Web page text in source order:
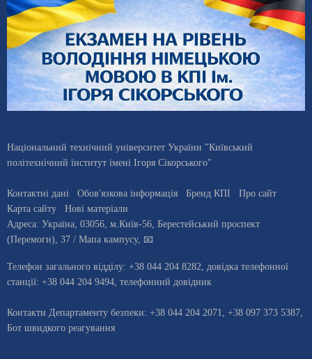
Національний технічний університет України "Київський
політехнічний інститут імені Ігоря Сікорського"
Контактні дані Обов'язкова інформація Бренд КПІ
Про сайт
Карта сайту
Нові матеріали
Адреса: Україна 03056 , м. Київ-56, Берестейський проспект
(Перемоги), 37 / Мапа кампусу, 📧
Телефон загального відділу: +38 044 204 8282 , довiдка телефонної
станцiї: +38 044 204 9494 телефонний довідник
Контакти Департаменту безпеки: +38 044 204 2071, +38 097 373 5387,
Бот швидкого реагування